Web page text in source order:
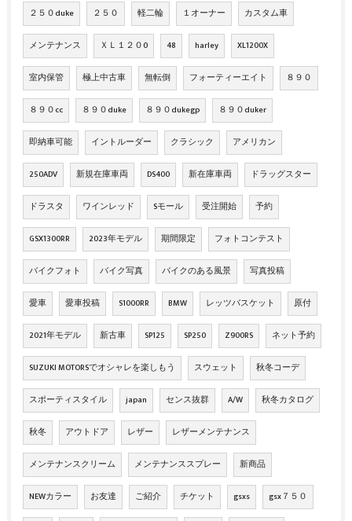
２５０duke ２５０ 軽二輪 １オーナー カスタム車
メンテナンス ＸＬ１２０0 48 harley XL1200X
室内保管 極上中古車 無転倒 フォーティーエイト ８９０
８９０cc ８９０duke ８９０dukegp ８９０duker
即納車可能 イントルーダー クラシック アメリカン
250ADV 新規在庫車両 DS400 新在庫車両 ドラッグスター
ドラスタ ワインレッド Sモール 受注開始 予約
GSX1300RR 2023年モデル 期間限定 フォトコンテスト
バイクフォト バイク写真 バイクのある風景 写真投稿
愛車 愛車投稿 S1000RR BMW レッツバスケット 原付
2021年モデル 新古車 SP125 SP250 Z900RS ネット予約
SUZUKI MOTORSでオシャレを楽しもう スウェット 秋冬コーデ
スポーティスタイル japan センス抜群 A/W 秋冬カタログ
秋冬 アウトドア レザー レザーメンテナンス
メンテナンスクリーム メンテナンススプレー 新商品
NEWカラー お友達 ご紹介 チケット gsxs gsx７５０